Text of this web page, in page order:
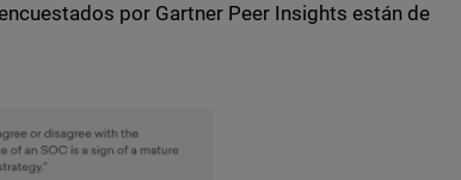
por Gartner Peer Insights están de